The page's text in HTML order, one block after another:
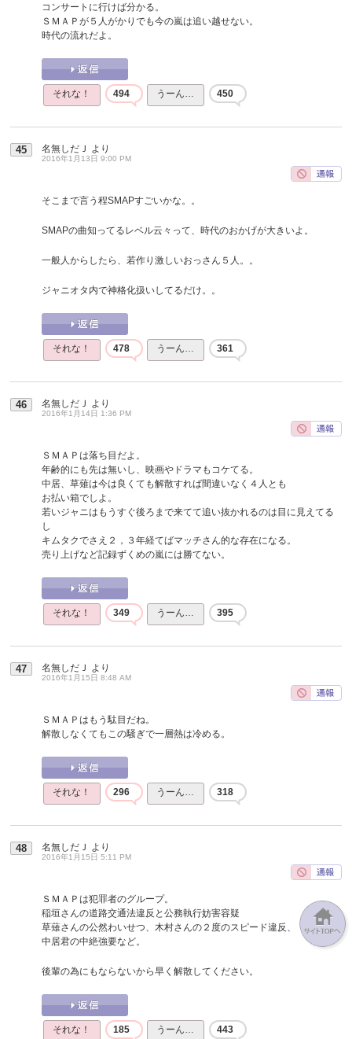
コンサートに行けば分かる。
ＳＭＡＰが５人がかりでも今の嵐は追い越せない。
時代の流れだよ。
それな！ 494 うーん… 450
45 名無しだＪ より
2016年1月13日 9:00 PM
そこまで言う程SMAPすごいかな。。
SMAPの曲知ってるレベル云々って、時代のおかげが大きいよ。
一般人からしたら、若作り激しいおっさん５人。。
ジャニオタ内で神格化扱いしてるだけ。。
それな！ 478 うーん… 361
46 名無しだＪ より
2016年1月14日 1:36 PM
ＳＭＡＰは落ち目だよ。
年齢的にも先は無いし、映画やドラマもコケてる。
中居、草薙は今は良くても解散すれば間違いなく４人とも
お払い箱でしよ。
若いジャニはもうすぐ後ろまで来てて追い抜かれるのは目に見えてる
し
キムタクでさえ２，３年経てばマッチさん的な存在になる。
売り上げなど記録ずくめの嵐には勝てない。
それな！ 349 うーん… 395
47 名無しだＪ より
2016年1月15日 8:48 AM
ＳＭＡＰはもう駄目だね。
解散しなくてもこの騒ぎで一層熱は冷める。
それな！ 296 うーん… 318
48 名無しだＪ より
2016年1月15日 5:11 PM
ＳＭＡＰは犯罪者のグループ。
稲垣さんの道路交通法違反と公務執行妨害容疑
草薙さんの公然わいせつ、木村さんの２度のスピード違反、
中居君の中絶強要など。
後輩の為にもならないから早く解散してください。
それな！ 185 うーん… 443